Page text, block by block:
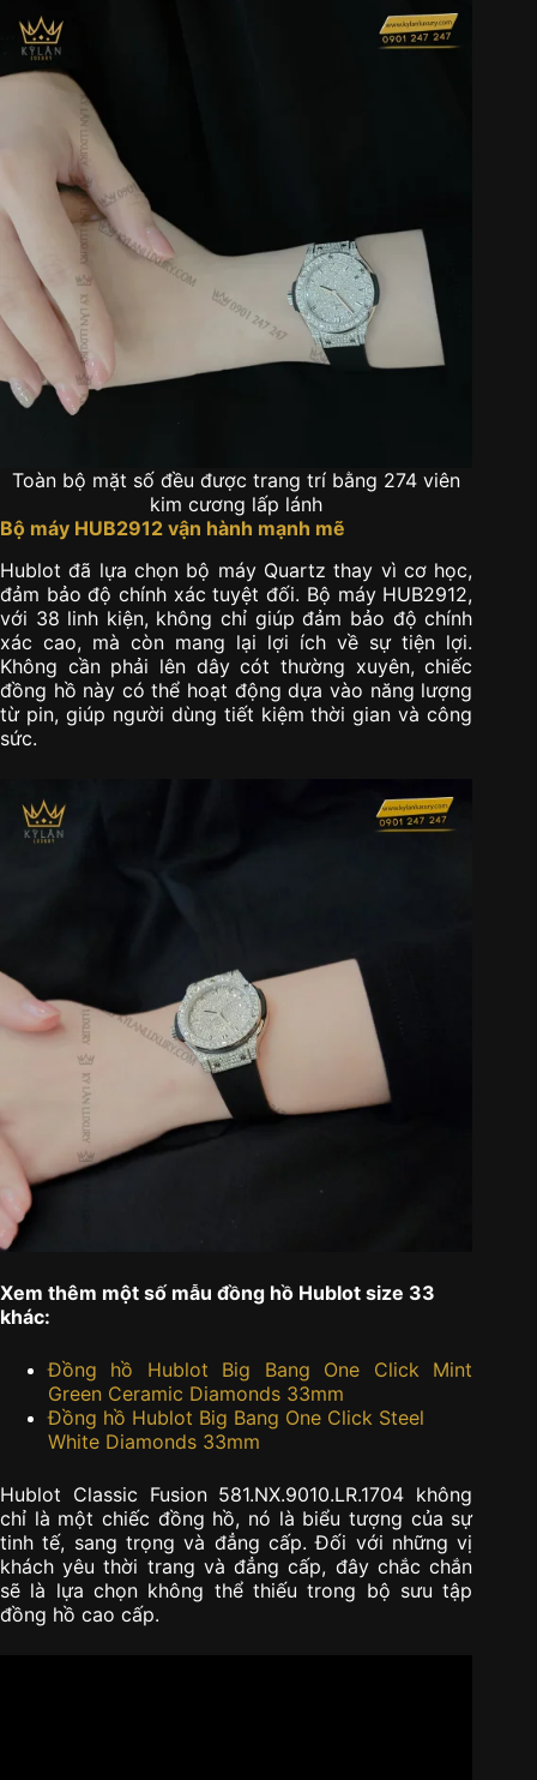
Toàn bộ mặt số đều được trang trí bằng 274 viên
kim cương lấp lánh
Bộ máy HUB2912 vận hành mạnh mẽ
Hublot đã lựa chọn bộ máy Quartz thay vì cơ học,
đảm bảo độ chính xác tuyệt đối. Bộ máy HUB2912,
với 38 linh kiện, không chỉ giúp đảm bảo độ chính
xác cao, mà còn mang lại lợi ích về sự tiện lợi.
Không cần phải lên dây cót thường xuyên, chiếc
đồng hồ này có thể hoạt động dựa vào năng lượng
từ pin, giúp người dùng tiết kiệm thời gian và công
sức.
Xem thêm một số mẫu đồng hồ Hublot size 33
khác:
Đồng hồ Hublot Big Bang One Click Mint
Green Ceramic Diamonds 33mm
Đồng hồ Hublot Big Bang One Click Steel
White Diamonds 33mm
Hublot Classic Fusion 581.NX.9010.LR.1704 không
chỉ là một chiếc đồng hồ, nó là biểu tượng của sự
tinh tế, sang trọng và đẳng cấp. Đối với những vị
khách yêu thời trang và đẳng cấp, đây chắc chắn
sẽ là lựa chọn không thể thiếu trong bộ sưu tập
đồng hồ cao cấp.